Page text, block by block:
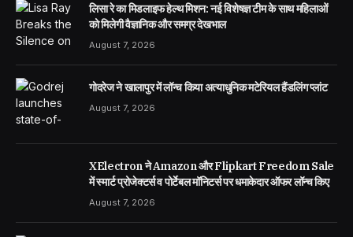
लिसा रे का मिडलाइफ हेल्थ मिशन: नई विशेषज्ञ टीम के साथ महिलाओं
को मिलेगी वैज्ञानिक और समग्र देखभाल
August 7, 2026
गोदरेज ने खालापुर में लॉन्च किया अत्याधुनिक मटेरियल हैंडलिंग प्लांट
August 7, 2026
XElectron ने Amazon और Flipkart Freedom Sale
में स्मार्ट प्रोजेक्टर्स व पोर्टेबल मॉनिटर्स पर धमाकेदार ऑफर लॉन्च किए
August 7, 2026